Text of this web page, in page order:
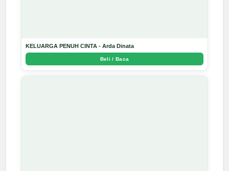
KELUARGA PENUH CINTA - Arda Dinata
Beli / Baca